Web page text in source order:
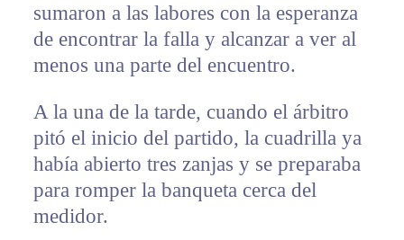
sumaron a las labores con la esperanza
de encontrar la falla y alcanzar a ver al
menos una parte del encuentro.
A la una de la tarde, cuando el árbitro
pitó el inicio del partido, la cuadrilla ya
había abierto tres zanjas y se preparaba
para romper la banqueta cerca del
medidor.